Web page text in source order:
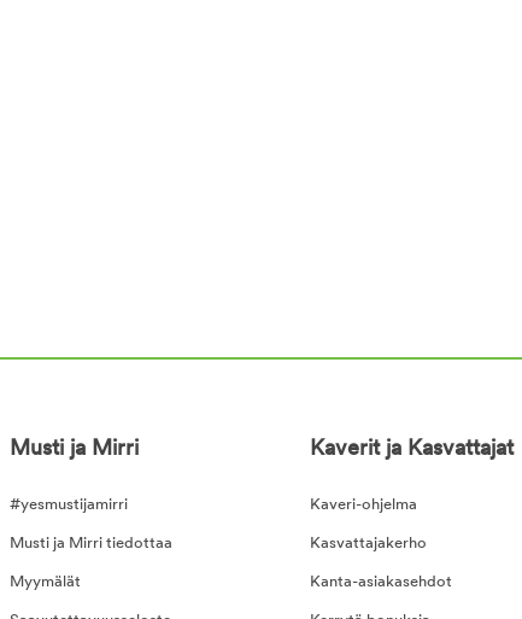
Musti ja Mirri
#yesmustijamirri
Musti ja Mirri tiedottaa
Myymälät
Kaverit ja Kasvattajat
Kaveri-ohjelma
Kasvattajakerho
Kanta-asiakasehdot